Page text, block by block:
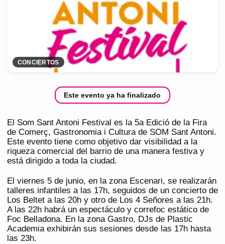
CONCIERTOS
Este evento ya ha finalizado
El Som Sant Antoni Festival es la 5a Edició de la Fira
de Comerç, Gastronomia i Cultura de SOM Sant Antoni.
Este evento tiene como objetivo dar visibilidad a la
riqueza comercial del barrio de una manera festiva y
está dirigido a toda la ciudad.
El viernes 5 de junio, en la zona Escenari, se realizarán
talleres infantiles a las 17h, seguidos de un concierto de
Los Beltet a las 20h y otro de Los 4 Señores a las 21h.
A las 22h habrá un espectáculo y correfoc estático de
Foc Belladona. En la zona Gastro, DJs de Plastic
Academia exhibirán sus sesiones desde las 17h hasta
las 23h.